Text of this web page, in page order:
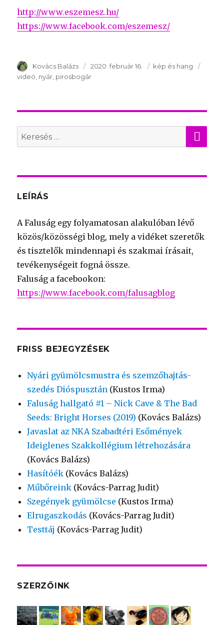
http://www.eszemesz.hu/
https://www.facebook.com/eszemesz/
Szerző
Kovács Balázs Publikálva
2020. február 16. Témakör
kép és hang
videó nyár pirosbogár
Search
for:
LEÍRÁS
A Faluság egy folyamatosan alakulóban lévő
közös/közösségi blog, mely a vidéket szeretők
és tisztelők mindennapi és szakmai írásait,
tevékenységeit fogná össze.
Faluság a facebookon:
https://www.facebook.com/falusagblog
FRISS BEJEGYZÉSEK
Nyári gyümölcsmustra és szemzőhajtás-
szedés Dióspusztán (Kustos Irma)
Faluság hallgató #1 – Nick Cave & The Bad
Seeds: Bright Horses (2019) (Kovács Balázs)
Javaslat az NKA Szabadtéri Esőmények
Ideiglenes Szakkollégium létrehozására
(Kovács Balázs)
Hasítóék (Kovács Balázs)
Műbőreink (Kovács-Parrag Judit)
Szegények gyümölcse (Kustos Irma)
Elrugaszkodás (Kovács-Parrag Judit)
Testtáj (Kovács-Parrag Judit)
SZERZŐINK